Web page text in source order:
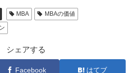
MBA
MBAの価値
シェアする
Facebook はてブ